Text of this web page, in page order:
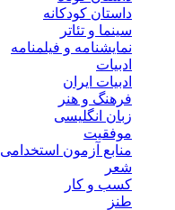
داستان کودکانه
سینما و تئاتر
نمایشنامه و فیلمنامه
ادبیات
ادبیات ایران
فرهنگ و هنر
زبان انگلیسی
موفقیت
منابع آزمون استخدامی
شعر
کسب و کار
طنز